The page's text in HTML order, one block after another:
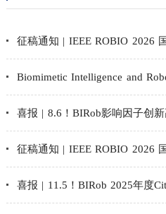
征稿通知 | IEEE ROBIO 2026 国际会议论文投
Biomimetic Intelligence and
喜报 | 8.6！BIRob影响因子创新
征稿通知 | IEEE ROBIO 2026
喜报 | 11.5！BIRob 2025年度CiteScore发